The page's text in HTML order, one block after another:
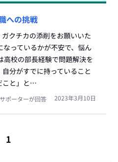
への挑戦
クチカの添削をお願いいた
なっているかが不安で、悩ん
高校の部長経験で問題解決を
分がすでに持っていること
こと」と…
ポーターが回答 2023年3月10日
1